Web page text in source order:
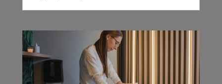
36 MINUT Siekierki
62-025 Siekierki Wielkie
36 MINUT Siemianowice